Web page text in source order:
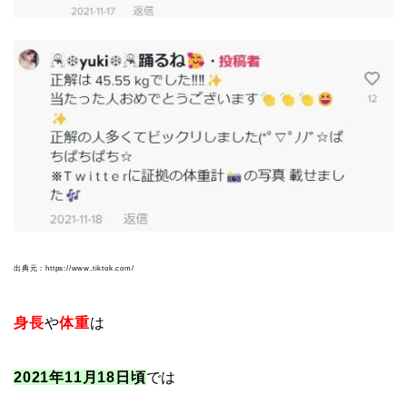
出典元：https://www.tiktok.com/
身長や体重は
2021年11月18日頃では